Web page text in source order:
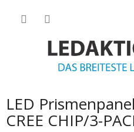
LED
CREE CHIP/3-